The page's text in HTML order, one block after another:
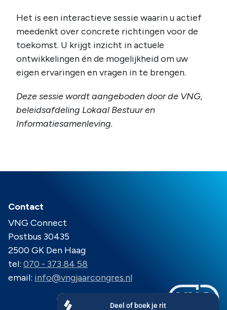
Het is een interactieve sessie waarin u actief
meedenkt over concrete richtingen voor de
toekomst. U krijgt inzicht in actuele
ontwikkelingen én de mogelijkheid om uw
eigen ervaringen en vragen in te brengen.
Deze sessie wordt aangeboden door de VNG,
beleidsafdeling Lokaal Bestuur en
Informatiesamenleving.
Contact
VNG Connect
Postbus 30435
2500 GK Den Haag
tel: 070 - 373 84 58
email: info@vngjaarcongres.nl